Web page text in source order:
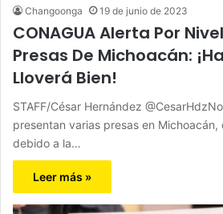
Changoonga 19 de junio de 2023
CONAGUA Alerta Por
Presas De Michoacán:
Lloverá Bien!
STAFF/César Hernández
presentan varias presas en
debido a la…
Leer más »